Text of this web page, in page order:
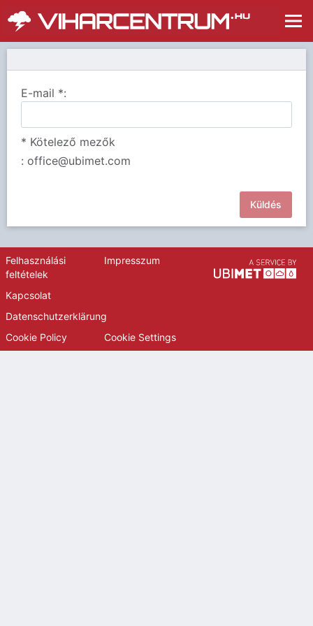
E-mail *:
* Kötelező mezők
: office@ubimet.com
Küldés
Felhasználási
feltételek
Impresszum
Kapcsolat
Datenschutzerklärung
Cookie Policy
Cookie Settings